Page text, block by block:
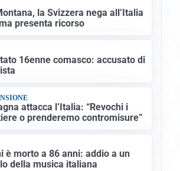
la Svizzera nega all’Italia
presenta ricorso
16enne comasco: accusato di
attacca l’Italia: “Revochi i
o prenderemo contromisure”
è morto a 86 anni: addio a un
della musica italiana